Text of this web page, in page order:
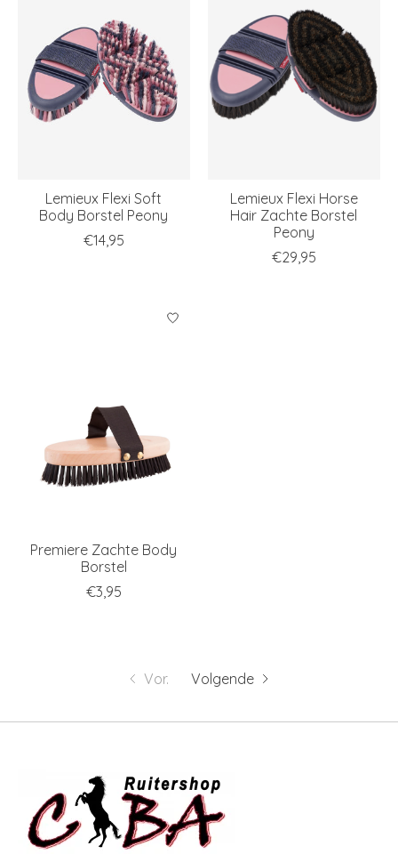
Lemieux Flexi Soft
Body Borstel Peony
€14,95
Lemieux Flexi Horse
Hair Zachte Borstel
Peony
€29,95
Premiere Zachte Body
Borstel
€3,95
Vor. Volgende